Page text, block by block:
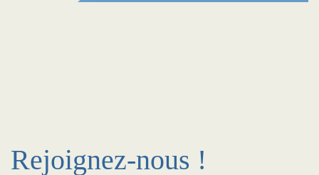
Rejoignez-nous !